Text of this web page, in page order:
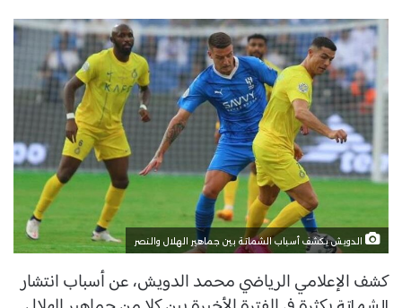
الدويش يكشف أسباب الشماتة بين جماهير الهلال والنصر
كشف الإعلامي الرياضي محمد الدويش، عن أسباب انتشار